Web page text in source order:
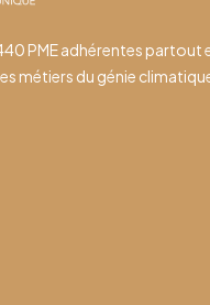
PME adhérentes partout
métiers du génie